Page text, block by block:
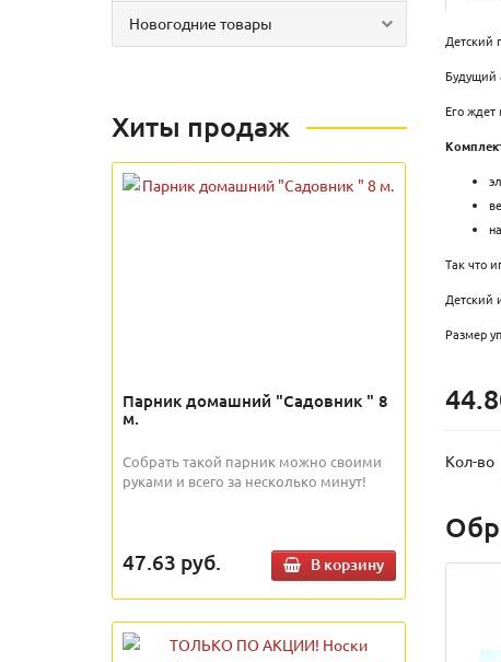
Новогодние товары
Хиты продаж
Парник домашний "Садовник " 8
м.
Собрать такой парник можно своими
руками и всего за несколько минут!
47.63 руб. В корзину
Детский
Будущий
Его ждет
Так что
Детский
Размер
Кол-во